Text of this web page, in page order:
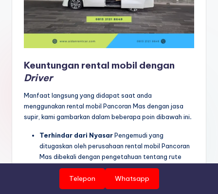
Keuntungan rental mobil dengan
Driver
Manfaat langsung yang didapat saat anda
menggunakan rental mobil Pancoran Mas dengan jasa
supir, kami gambarkan dalam beberapa poin dibawah ini.
Terhindar dari NyasarPengemudi yang
ditugaskan oleh perusahaan rental mobil Pancoran
Mas dibekali dengan pengetahuan tentang rute
jalan yang akan dilalui. Dengan demikian
menghindarkan anda dari kemungkinan tersesatBila
terjadi kendala di jalan karena digunakan untuk
Telepon Whatsapp